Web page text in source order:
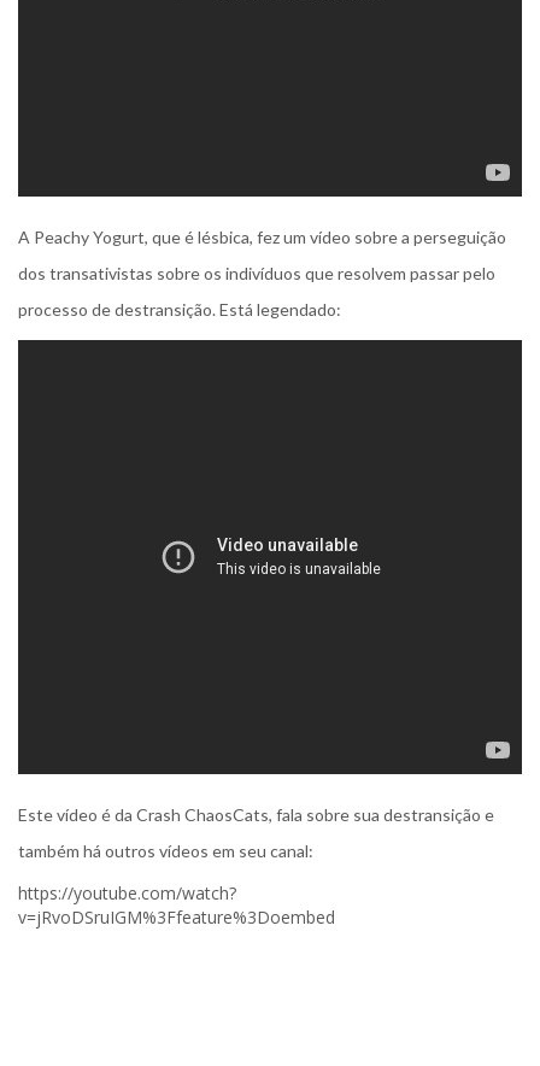
A Peachy Yogurt, que é lésbica, fez um vídeo sobre a perseguição
dos transativistas sobre os indivíduos que resolvem passar pelo
processo de destransição. Está legendado:
Este vídeo é da Crash ChaosCats, fala sobre sua destransição e
também há outros vídeos em seu canal:
https://youtube.com/watch?
v=jRvoDSruIGM%3Ffeature%3Doembed